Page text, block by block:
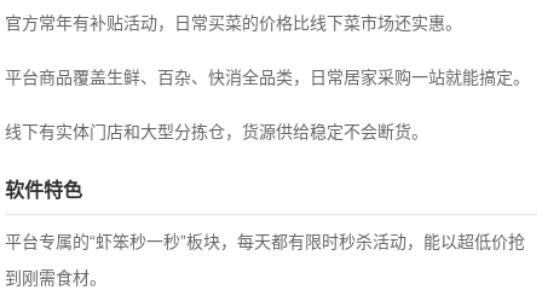
官方常年有补贴活动，日常买菜的价格比线下菜市场还实惠。
平台商品覆盖生鲜、百杂、快消全品类，日常居家采购一站就能搞定。
线下有实体门店和大型分拣仓，货源供给稳定不会断货。
软件特色
平台专属的“虾笨秒一秒”板块，每天都有限时秒杀活动，能以超低价抢
到刚需食材。